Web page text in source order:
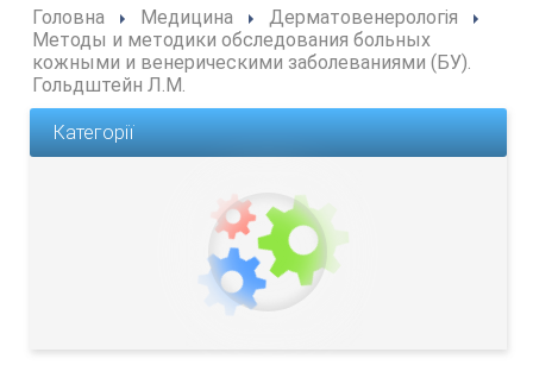
Головна Медицина
Дерматовенерологія
Методы и методики обследования больных
кожными и венерическими заболеваниями (БУ).
Гольдштейн Л.М.
Категорії